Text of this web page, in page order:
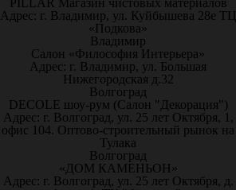
PILLAR Магазин чистовых материалов
Адрес: г. Владимир, ул. Куйбышева 28е ТЦ
«Подкова»
Владимир
Салон «Философия Интерьера»
Адрес: г. Владимир, ул. Большая
Нижегородская д.32
Волгоград
DECOLE шоу-рум (Салон "Декорация")
Адрес: г. Волгоград, ул. 25 лет Октября, 1,
офис 104. Оптово-строительный рынок на
Тулака
Волгоград
«ДОМ КАМЕНЬОН»
Адрес: г. Волгоград, ул. 25 лет Октября, д.